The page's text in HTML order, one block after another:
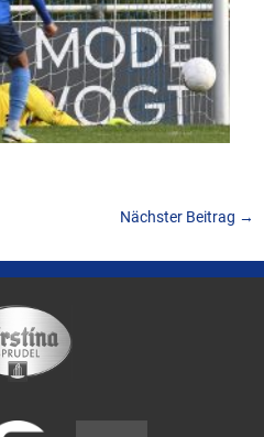
Nächster Beitrag →